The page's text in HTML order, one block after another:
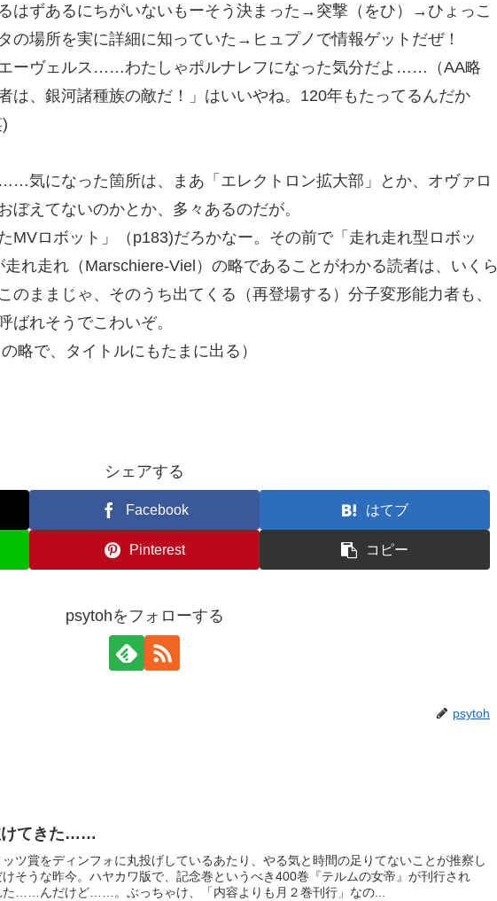
はずあるにちがいないもーそう決まった→突撃（をひ）→ひょっこ
の場所を実に詳細に知っていた→ヒュプノで情報ゲットだぜ！
エーヴェルス……わたしゃポルナレフになった気分だよ……（AA略
は、銀河諸種族の敵だ！」はいいやね。120年もたってるんだか
……気になった箇所は、まあ「エレクトロン拡大部」とか、オヴァロ
ぼえてないのかとか、多々あるのだが。
MVロボット」（p183)だろかなー。その前で「走れ走れ型ロボッ
走れ走れ（Marschiere-Viel）の略であることがわかる読者は、いくら
のままじゃ、そのうち出てくる（再登場する）分子変形能力者も、
ばれそうでこわいぞ。
略で、タイトルにもたまに出る）
シェアする
Facebook はてブ
Pinterest コピー
psytohをフォローする
psytoh
けてきた……
ッツ賞をディンフォに丸投げしているあたり、やる気と時間の足りてないことが推察し
けそうな昨今。ハヤカワ版で、記念巻というべき400巻『テルムの女帝』が刊行され
た……んだけど……。ぶっちゃけ、「内容よりも月２巻刊行」なの...